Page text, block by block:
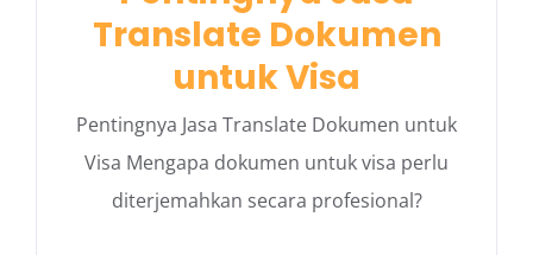
Translate Dokumen
untuk Visa
Pentingnya Jasa Translate Dokumen untuk
Visa Mengapa dokumen untuk visa perlu
diterjemahkan secara profesional?